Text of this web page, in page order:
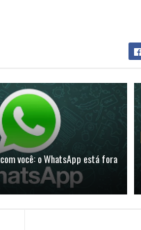
você: o WhatsApp está fora